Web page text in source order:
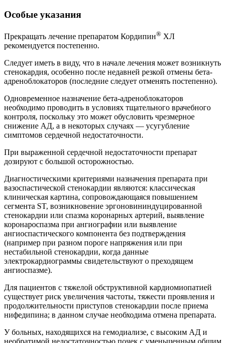
Особые указания
Прекращать лечение препаратом Кордипин® ХЛ
рекомендуется постепенно.
Следует иметь в виду, что в начале лечения может возникнуть
стенокардия, особенно после недавней резкой отмены бета-
адреноблокаторов (последние следует отменять постепенно).
Одновременное назначение бета-адреноблокаторов
необходимо проводить в условиях тщательного врачебного
контроля, поскольку это может обусловить чрезмерное
снижение АД, а в некоторых случаях — усугубление
симптомов сердечной недостаточности.
При выраженной сердечной недостаточности препарат
дозируют с большой осторожностью.
Диагностическими критериями назначения препарата при
вазоспастической стенокардии являются: классическая
клиническая картина, сопровождающаяся повышением
сегмента ST, возникновение эргоновининдуцированной
стенокардии или спазма коронарных артерий, выявление
коронароспазма при ангиографии или выявление
ангиоспастического компонента без подтверждения
(например при разном пороге напряжения или при
нестабильной стенокардии, когда данные
электрокардиограммы свидетельствуют о преходящем
ангиоспазме).
Для пациентов с тяжелой обструктивной кардиомиопатией
существует риск увеличения частоты, тяжести проявления и
продолжительности приступов стенокардии после приема
нифедипина; в данном случае необходима отмена препарата.
У больных, находящихся на гемодиализе, с высоким АД и
необратимой недостаточностью почек с уменьшенным общим